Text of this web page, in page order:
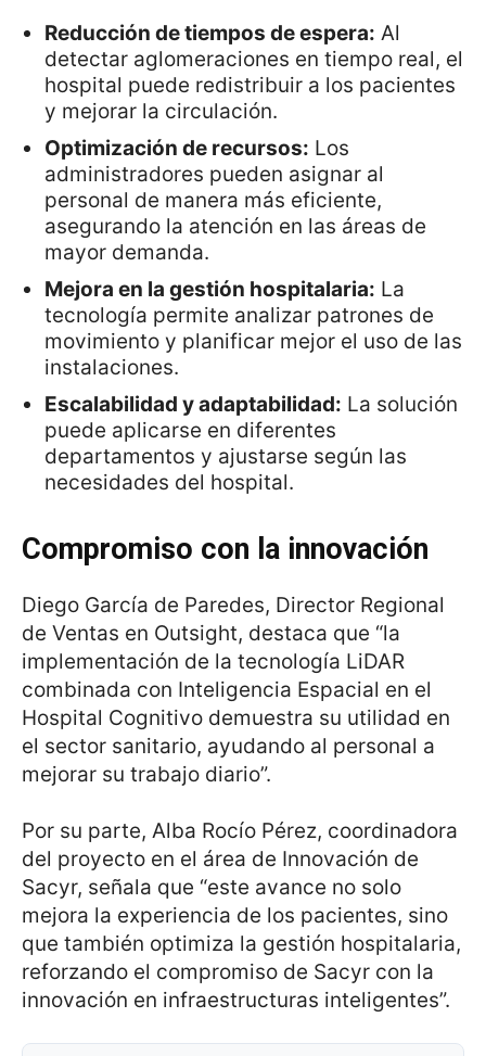
Reducción de tiempos de espera: Al
detectar aglomeraciones en tiempo real, el
hospital puede redistribuir a los pacientes
y mejorar la circulación.
Optimización de recursos: Los
administradores pueden asignar al
personal de manera más eficiente,
asegurando la atención en las áreas de
mayor demanda.
Mejora en la gestión hospitalaria: La
tecnología permite analizar patrones de
movimiento y planificar mejor el uso de las
instalaciones.
Escalabilidad y adaptabilidad: La solución
puede aplicarse en diferentes
departamentos y ajustarse según las
necesidades del hospital.
Compromiso con la innovación
Diego García de Paredes, Director Regional
de Ventas en Outsight, destaca que “la
implementación de la tecnología LiDAR
combinada con Inteligencia Espacial en el
Hospital Cognitivo demuestra su utilidad en
el sector sanitario, ayudando al personal a
mejorar su trabajo diario”.
Por su parte, Alba Rocío Pérez, coordinadora
del proyecto en el área de Innovación de
Sacyr, señala que “este avance no solo
mejora la experiencia de los pacientes, sino
que también optimiza la gestión hospitalaria,
reforzando el compromiso de Sacyr con la
innovación en infraestructuras inteligentes”.